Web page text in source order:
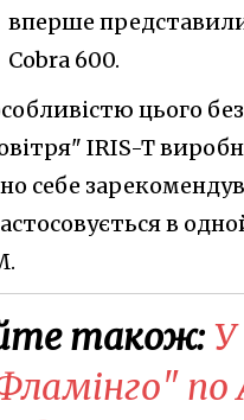
вперше
Cobra 600.
цього
IRIS-T
себе
в
також: У